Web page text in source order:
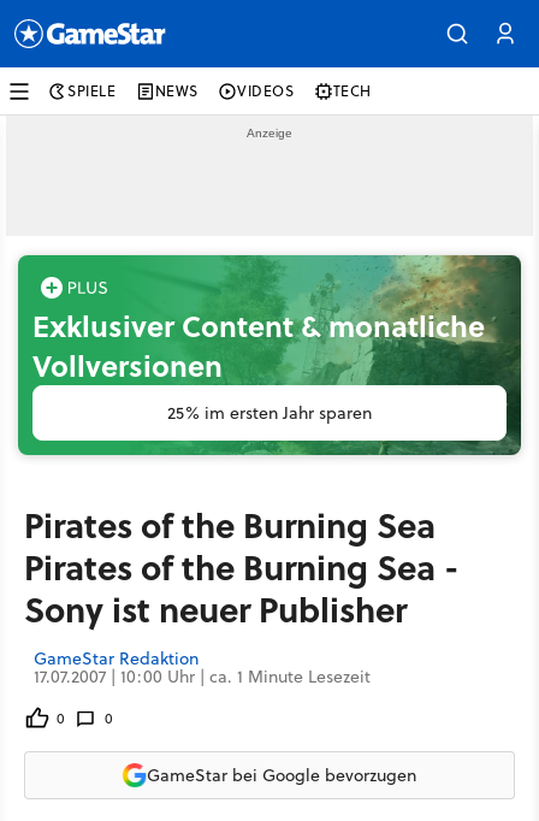
SPIELE NEWS VIDEOS TECH
Exklusiver Content & monatliche
Vollversionen
25% im ersten Jahr sparen
Pirates of the Burning Sea
Pirates of the Burning Sea -
Sony ist neuer Publisher
GameStar Redaktion
17.07.2007 | 10:00 Uhr | ca. 1 Minute Lesezeit
0 0
GameStar bei Google bevorzugen